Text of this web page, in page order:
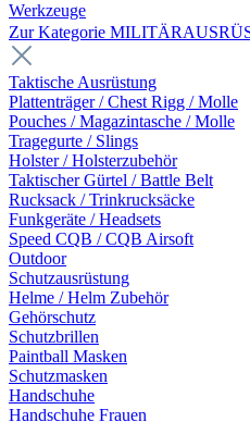
Werkzeuge
Zur Kategorie
Taktische Ausrüstung
Plattenträger / Chest Rigg / Molle
Pouches / Magazintasche / Molle
Tragegurte / Slings
Holster / Holsterzubehör
Taktischer Gürtel / Battle Belt
Rucksack / Trinkrucksäcke
Funkgeräte / Headsets
Speed CQB / CQB Airsoft
Outdoor
Schutzausrüstung
Helme / Helm Zubehör
Gehörschutz
Schutzbrillen
Paintball Masken
Schutzmasken
Handschuhe
Handschuhe Frauen